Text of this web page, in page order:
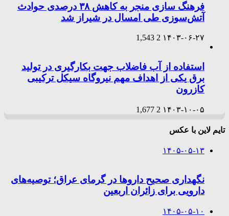
فرهنگ سازی منجر به کاهش ۳۸ درصدی حوادث
آتش‌سوزی طی امسال در شیراز شد
۱۴۰۳-۰۶-۲۷ 2
1,543
استفاده از آب فاضلاب جهت بکارگیری در تولید
برق یکی از اهداف مهم نیروگاه سیکل ترکیبی
کازرون
۱۴۰۳-۱۰-۰۵ 2
1,677
تایم لاین با عکس
۱۴۰۵-۰۵-۱۳
نگهداری صحیح داروها در گرمای عراق؛ توصیه‌های
دارویی برای زائران اربعین
۱۴۰۵-۰۵-۱۰